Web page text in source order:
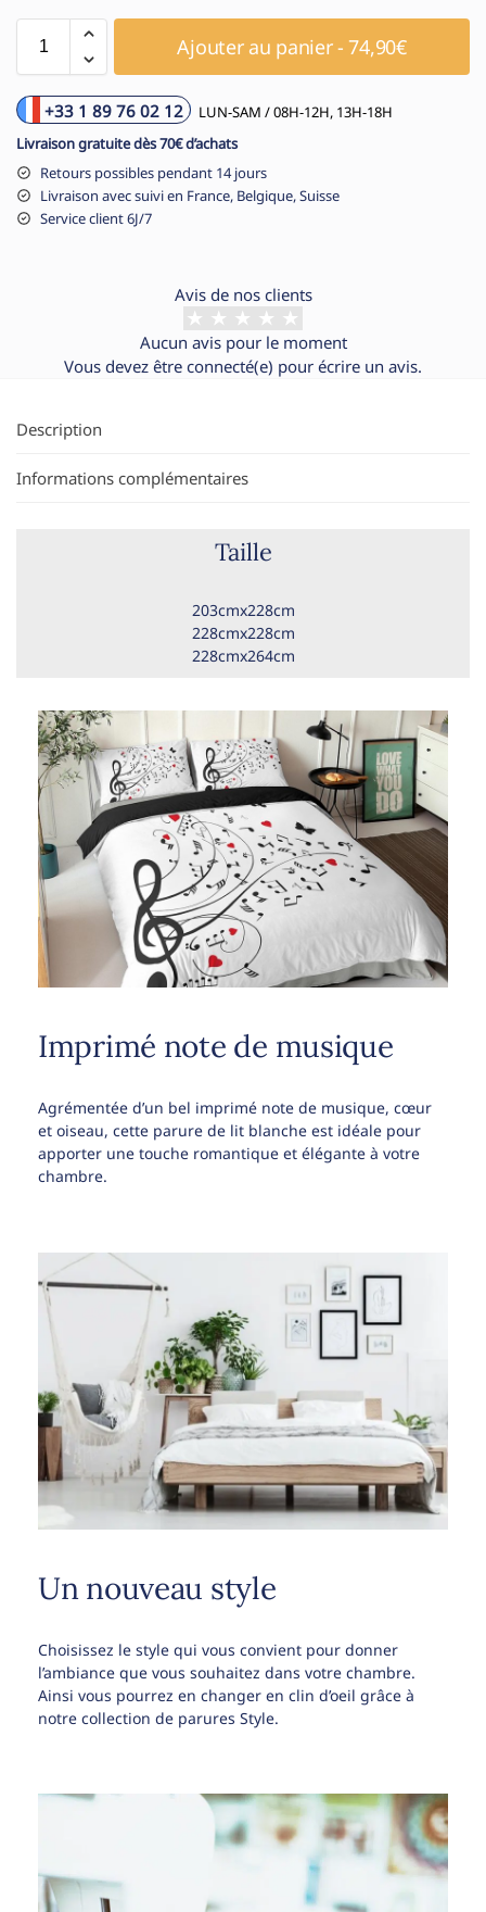
Ajouter au panier - 74,90€
+33 1 89 76 02 12
LUN-SAM / 08H-12H, 13H-18H
Livraison gratuite dès 70€ d’achats
Retours possibles pendant 14 jours
Livraison avec suivi en France, Belgique, Suisse
Service client 6J/7
Avis de nos clients
Aucun avis pour le moment
Vous devez être connecté(e) pour écrire un avis.
Description
Informations complémentaires
Taille
203cmx228cm
228cmx228cm
228cmx264cm
Imprimé note de musique
Agrémentée d’un bel imprimé note de musique, cœur
et oiseau, cette parure de lit blanche est idéale pour
apporter une touche romantique et élégante à votre
chambre.
Un nouveau style
Choisissez le style qui vous convient pour donner
l’ambiance que vous souhaitez dans votre chambre.
Ainsi vous pourrez en changer en clin d’oeil grâce à
notre collection de parures Style.